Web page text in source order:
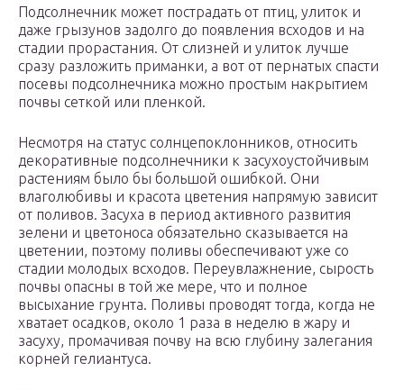
Подсолнечник может пострадать от птиц, улиток и
даже грызунов задолго до появления всходов и на
стадии прорастания. От слизней и улиток лучше
сразу разложить приманки, а вот от пернатых спасти
посевы подсолнечника можно простым накрытием
почвы сеткой или пленкой.
Несмотря на статус солнцепоклонников, относить
декоративные подсолнечники к засухоустойчивым
растениям было бы большой ошибкой. Они
влаголюбивы и красота цветения напрямую зависит
от поливов. Засуха в период активного развития
зелени и цветоноса обязательно сказывается на
цветении, поэтому поливы обеспечивают уже со
стадии молодых всходов. Переувлажнение, сырость
почвы опасны в той же мере, что и полное
высыхание грунта. Поливы проводят тогда, когда не
хватает осадков, около 1 раза в неделю в жару и
засуху, промачивая почву на всю глубину залегания
корней гелиантуса.